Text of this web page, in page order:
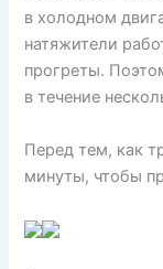
в холодном
натяжители
прогреты.
в течение
Перед тем, как
минуты, чтобы